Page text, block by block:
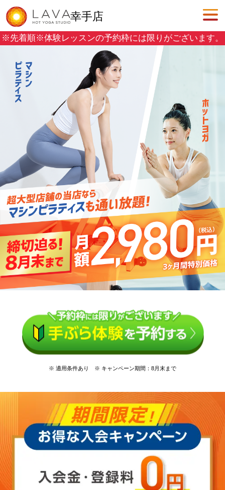
幸手店
※先着順※体験レッスンの予約枠には限りがございます。
※ 適用条件あり ※ キャンペーン期間：8月末まで